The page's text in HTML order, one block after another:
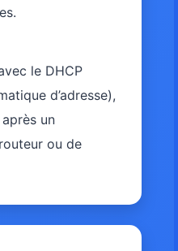
le DHCP
d’adresse),
après un
ou de